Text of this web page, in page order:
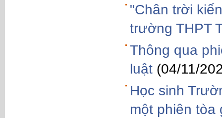
"Chân trời
trường THPT
Thông qua
luật (04/11/
Học sinh
một phiên tòa